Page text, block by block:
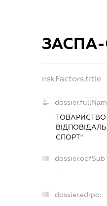
riskFactors.title
СПОРТ"
-
dossier.edrpo: